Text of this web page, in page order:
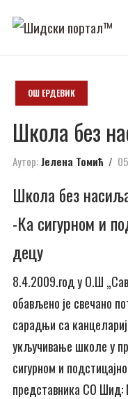
ОШ ЕРДЕВИК
Школа без
Аутор:Јелена Томић
Школа без
-Ка сигурном и
децу
8.4.2009.год у О.Ш
обављено је свечано
сарадњи са
укључивање школе у
сигурном и
представника СО